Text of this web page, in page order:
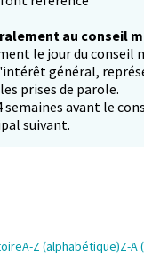
au conseil
le jour du
général,
prises de parole.
avant le
suivant.
A-Z (alphabétique)Z-A